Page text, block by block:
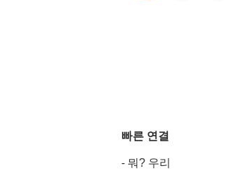
빠른 연결
- 뭐? 우리